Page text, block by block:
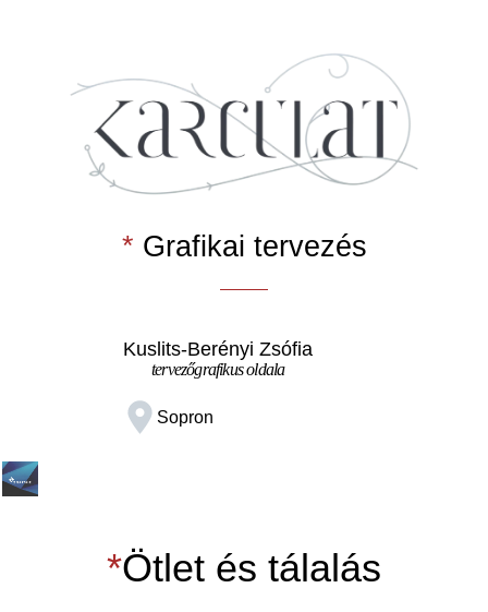
* Grafikai tervezés
Kuslits-Berényi Zsófia
tervezőgrafikus oldala
Sopron
*Ötlet és tálalás